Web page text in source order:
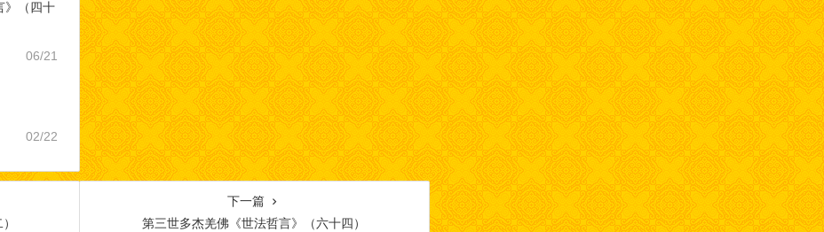
》（四十
06/21
02/22
下一篇
第三世多杰羌佛《世法哲言》（六十四）